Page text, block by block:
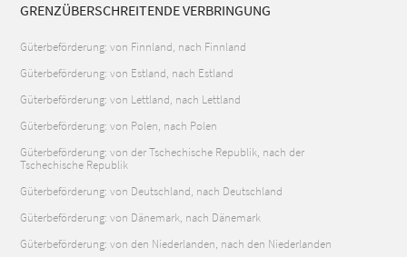
GRENZÜBERSCHREITENDE VERBRINGUNG
Güterbeförderung: von Finnland, nach Finnland
Güterbeförderung: von Estland, nach Estland
Güterbeförderung: von Lettland, nach Lettland
Güterbeförderung: von Polen, nach Polen
Güterbeförderung: von der Tschechische Republik, nach der
Tschechische Republik
Güterbeförderung: von Deutschland, nach Deutschland
Güterbeförderung: von Dänemark, nach Dänemark
Güterbeförderung: von den Niederlanden, nach den Niederlanden